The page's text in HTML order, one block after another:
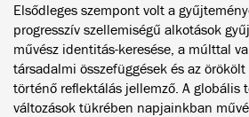
Elsődleges szempont volt a
progresszív szellemiségű alkotások
művész identitás-keresése, a múlttal
társadalmi összefüggések és az
történő reflektálás jellemző. A globális
változások tükrében napjainkban